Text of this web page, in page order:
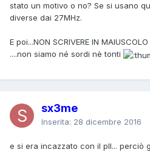
stato un motivo o no? Se si usano
diverse dai 27MHz.
E poi...NON SCRIVERE IN
....non siamo né sordi nè tonti
sx3me
Inserita: 28 dicembre 2016
e si era incazzato con il pll... perciò